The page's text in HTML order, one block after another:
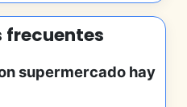
frecuentes
supermercado hay